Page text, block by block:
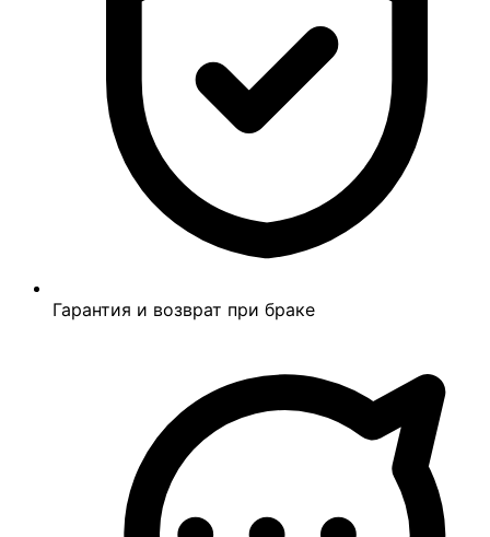
Гарантия и возврат при браке